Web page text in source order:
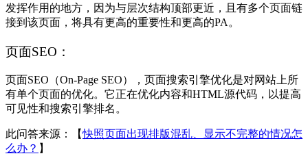
发挥作用的地方，因为与层次结构顶部更近，且有多个页面链
接到该页面，将具有更高的重要性和更高的PA。
页面SEO：
页面SEO（On-Page SEO），页面搜索引擎优化是对网站上所
有单个页面的优化。它正在优化内容和HTML源代码，以提高
可见性和搜索引擎排名。
此问答来源：【快照页面出现排版混乱、显示不完整的情况怎
么办？ 】